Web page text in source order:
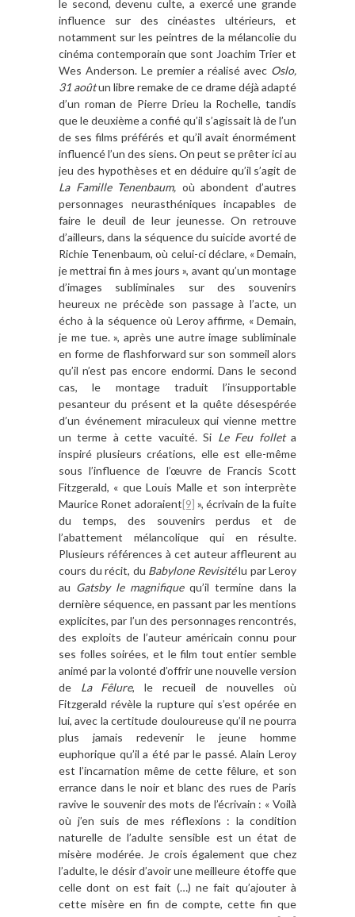
le second, devenu culte, a exercé une grande
influence sur des cinéastes ultérieurs, et
notamment sur les peintres de la mélancolie du
cinéma contemporain que sont Joachim Trier et
Wes Anderson. Le premier a réalisé avec Oslo,
31 aoûtun libre remake de ce drame déjà adapté
d’un roman de Pierre Drieu la Rochelle, tandis
que le deuxième a confié qu’il s’agissait là de l’un
de ses films préférés et qu’il avait énormément
influencé l’un des siens. On peut se prêter ici au
jeu des hypothèses et en déduire qu’il s’agit de
La Famille Tenenbaum, où abondent d’autres
personnages neurasthéniques incapables de
faire le deuil de leur jeunesse. On retrouve
d’ailleurs, dans la séquence du suicide avorté de
Richie Tenenbaum, où celui-ci déclare, « Demain,
je mettrai fin à mes jours », avant qu’un montage
d’images subliminales sur des souvenirs
heureux ne précède son passage à l’acte, un
écho à la séquence où Leroy affirme, « Demain,
je me tue. », après une autre image subliminale
en forme de flashforward sur son sommeil alors
qu’il n’est pas encore endormi. Dans le second
cas, le montage traduit l’insupportable
pesanteur du présent et la quête désespérée
d’un événement miraculeux qui vienne mettre
un terme à cette vacuité. Si Le Feu folleta
inspiré plusieurs créations, elle est elle-même
sous l’influence de l’œuvre de Francis Scott
Fitzgerald, « que Louis Malle et son interprète
Maurice Ronet adoraient[9] », écrivain de la fuite
du temps, des souvenirs perdus et de
l’abattement mélancolique qui en résulte.
Plusieurs références à cet auteur affleurent au
cours du récit, du Babylone Revisitélu par Leroy
au Gatsby le magnifique qu’il termine dans la
dernière séquence, en passant par les mentions
explicites, par l’un des personnages rencontrés,
des exploits de l’auteur américain connu pour
ses folles soirées, et le film tout entier semble
animé par la volonté d’offrir une nouvelle version
de La Fêlure, le recueil de nouvelles où
Fitzgerald révèle la rupture qui s’est opérée en
lui, avec la certitude douloureuse qu’il ne pourra
plus jamais redevenir le jeune homme
euphorique qu’il a été par le passé. Alain Leroy
est l’incarnation même de cette fêlure, et son
errance dans le noir et blanc des rues de Paris
ravive le souvenir des mots de l’écrivain : « Voilà
où j’en suis de mes réflexions : la condition
naturelle de l’adulte sensible est un état de
misère modérée. Je crois également que chez
l’adulte, le désir d’avoir une meilleure étoffe que
celle dont on est fait (…) ne fait qu’ajouter à
cette misère en fin de compte, cette fin que